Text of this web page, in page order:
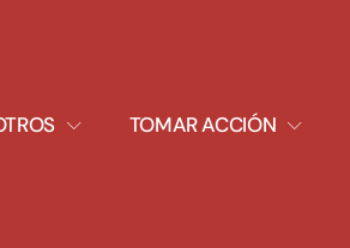
TOMAR ACCIÓN
EXPAND
DROPDOWN